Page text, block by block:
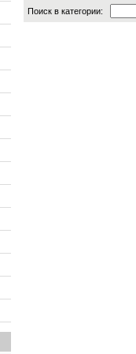
Поиск в категории: